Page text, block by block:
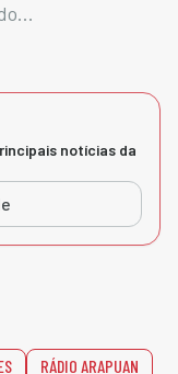
notícias da
RÁDIO ARAPUAN